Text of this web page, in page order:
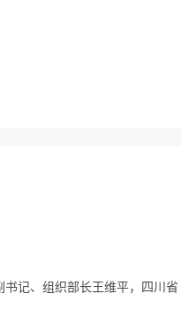
记、组织部长王维平，四川省